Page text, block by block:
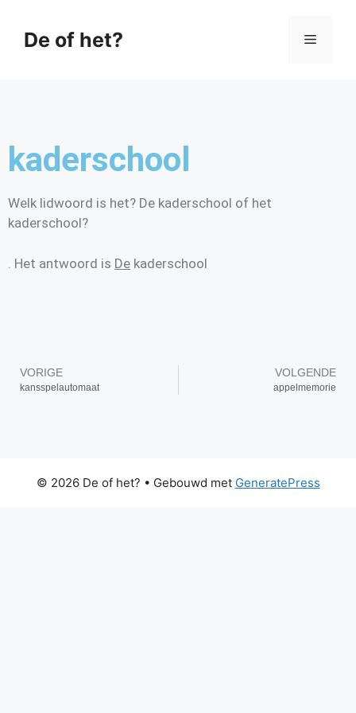
De of het?
kaderschool
Welk lidwoord is het? De kaderschool of het
kaderschool?
. Het antwoord is De kaderschool
VORIGE
kansspelautomaat
VOLGENDE
appelmemorie
© 2026 De of het? • Gebouwd met GeneratePress